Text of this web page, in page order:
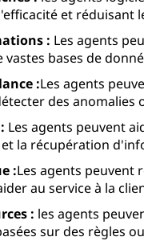
et réduisant
: Les agents
bases de
:Les agents
des anomalies
Les agents peuvent
la récupération
:Les agents peuvent
au service à la
: les agents
sur des règles